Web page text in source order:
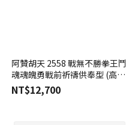
阿贊胡天 2558 戰無不勝拳王鬥
魂魂魄勇戰前祈禱供奉型 (高約
15CM 寬約8CM)【夢幻佛牌】
NT$12,700